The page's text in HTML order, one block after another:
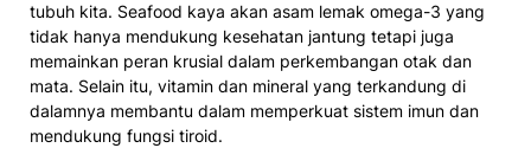
tubuh kita. Seafood kaya akan asam lemak omega-3 yang
tidak hanya mendukung kesehatan jantung tetapi juga
memainkan peran krusial dalam perkembangan otak dan
mata. Selain itu, vitamin dan mineral yang terkandung di
dalamnya membantu dalam memperkuat sistem imun dan
mendukung fungsi tiroid.